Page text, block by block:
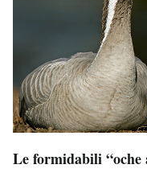
Le formidabili “oche